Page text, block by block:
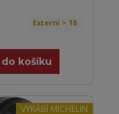
Externí > 10
košíku
VYRÁBÍ MICHELIN